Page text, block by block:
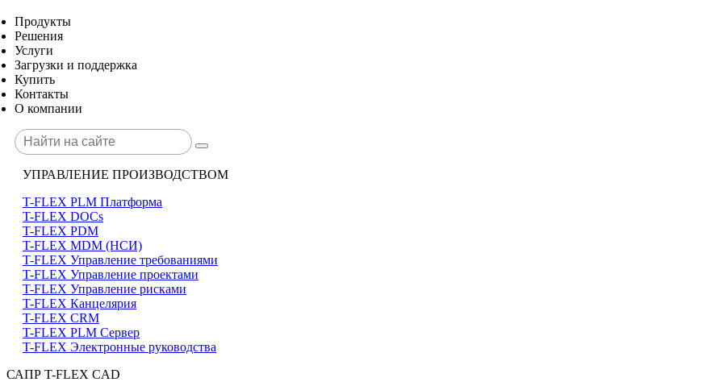
Продукты
Решения
Услуги
Загрузки и поддержка
Купить
Контакты
О компании
УПРАВЛЕНИЕ ПРОИЗВОДСТВОМ
T-FLEX PLM Платформа
T-FLEX DOCs
T-FLEX PDM
T-FLEX MDM (НСИ)
T-FLEX Управление требованиями
T-FLEX Управление проектами
T-FLEX Управление рисками
T-FLEX Канцелярия
T-FLEX CRM
T-FLEX PLM Сервер
T-FLEX Электронные руководства
САПР T-FLEX CAD